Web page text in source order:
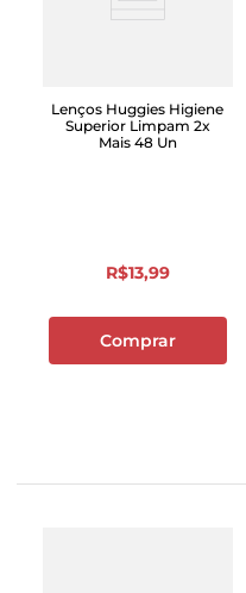
Lenços Huggies Higiene
Superior Limpam 2x
Mais 48 Un
R$13,99
Comprar